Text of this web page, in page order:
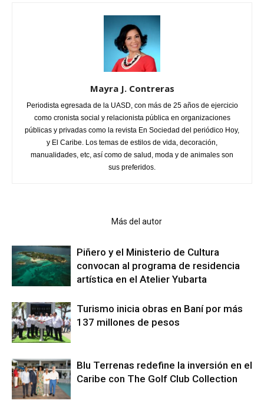
Mayra J. Contreras
Periodista egresada de la UASD, con más de 25 años de ejercicio
como cronista social y relacionista pública en organizaciones
públicas y privadas como la revista En Sociedad del periódico Hoy,
y El Caribe. Los temas de estilos de vida, decoración,
manualidades, etc, así como de salud, moda y de animales son
sus preferidos.
Más del autor
Piñero y el Ministerio de Cultura
convocan al programa de residencia
artística en el Atelier Yubarta
Turismo inicia obras en Baní por más
137 millones de pesos
Blu Terrenas redefine la inversión en el
Caribe con The Golf Club Collection